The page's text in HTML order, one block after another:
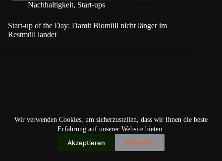
Wir verwenden Cookies, um sicherzustellen, dass wir Ihnen die beste
Erfahrung auf unserer Website bieten.
Akzeptieren Ablehnen
Nachhaltigkeit, Start-ups
Start-up of the Day: Damit Biomüll nicht länger im
Restmüll landet